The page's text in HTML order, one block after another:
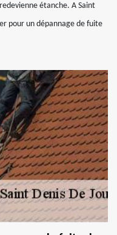
étanche. A Saint
pour un dépannage de fuite